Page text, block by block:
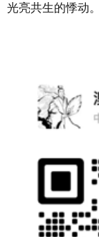
光亮共生的悸动。